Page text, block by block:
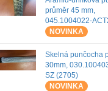
průměr 45 mm,
045.1004022-
NOVINKA
Skelná punčocha
30mm,
SZ (2705)
NOVINKA